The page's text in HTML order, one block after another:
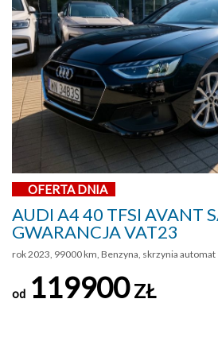
OFERTA DNIA
AUDI A4 40 TFSI AVANT
GWARANCJA VAT23
rok 2023, 99000 km, Benzyna, skrzynia automat
od 119900ZŁ